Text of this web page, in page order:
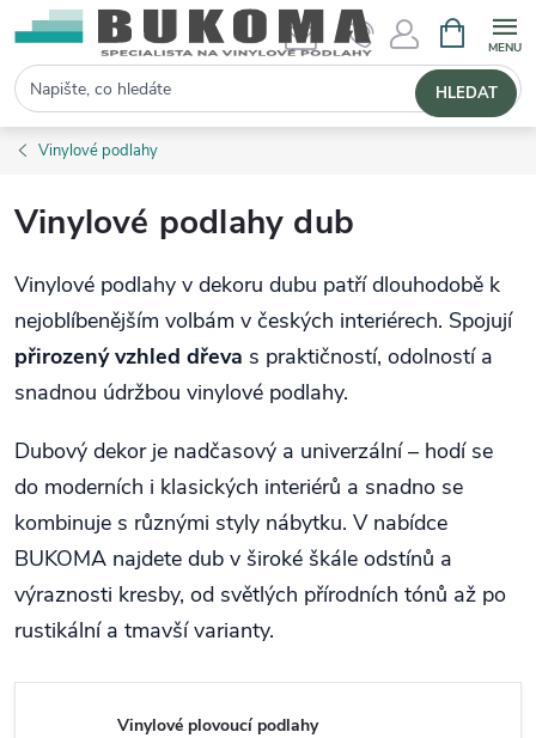
Hledat HLEDAT
Vinylové podlahy
Vinylové podlahy dub
Vinylové podlahy v dekoru dubu patří dlouhodobě k
nejoblíbenějším volbám v českých interiérech. Spojují
přirozený vzhled dřeva s praktičností, odolností a
snadnou údržbou vinylové podlahy.
Dubový dekor je nadčasový a univerzální – hodí se
do moderních i klasických interiérů a snadno se
kombinuje s různými styly nábytku. V nabídce
BUKOMA najdete dub v široké škále odstínů a
výraznosti kresby, od světlých přírodních tónů až po
rustikální a tmavší varianty.
Vinylové plovoucí podlahy